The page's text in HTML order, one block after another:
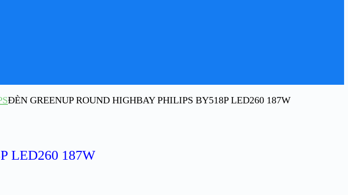
ĐÈN GREENUP ROUND HIGHBAY PHILIPS BY518P LED260 187W
LED260 187W